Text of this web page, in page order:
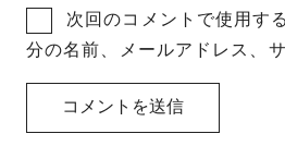
次回のコメントで使用す
分の名前、メールアドレス、